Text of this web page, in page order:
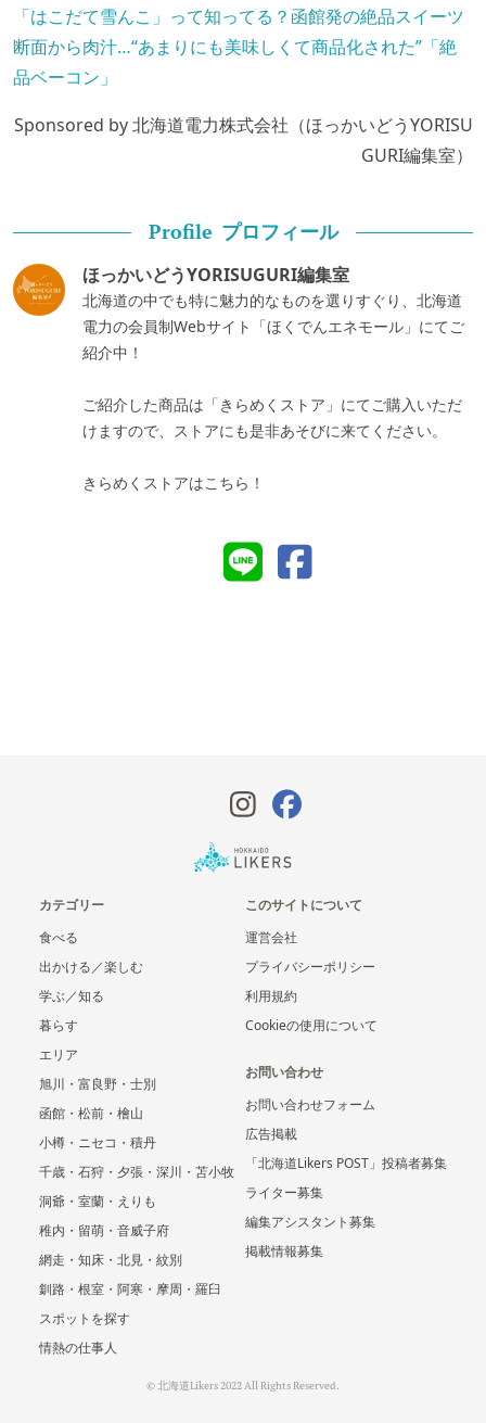
「はこだて雪んこ」って知ってる？函館発の絶品スイーツ
断面から肉汁…“あまりにも美味しくて商品化された”「絶
品ベーコン」
Sponsored by 北海道電力株式会社（ほっかいどうYORISU
GURI編集室）
Profile プロフィール
ほっかいどうYORISUGURI編集室
北海道の中でも特に魅力的なものを選りすぐり、北海道
電力の会員制Webサイト「ほくでんエネモール」にてご
紹介中！
ご紹介した商品は「きらめくストア」にてご購入いただ
けますので、ストアにも是非あそびに来てください。
きらめくストアはこちら！
カテゴリー
食べる
出かける／楽しむ
学ぶ／知る
暮らす
エリア
旭川・富良野・士別
函館・松前・檜山
小樽・ニセコ・積丹
千歳・石狩・夕張・深川・苫小牧
洞爺・室蘭・えりも
稚内・留萌・音威子府
網走・知床・北見・紋別
釧路・根室・阿寒・摩周・羅臼
スポットを探す
情熱の仕事人
このサイトについて
運営会社
プライバシーポリシー
利用規約
Cookieの使用について
お問い合わせ
お問い合わせフォーム
広告掲載
「北海道Likers POST」投稿者募集
ライター募集
編集アシスタント募集
掲載情報募集
© 北海道Likers 2022 All Rights Reserved.